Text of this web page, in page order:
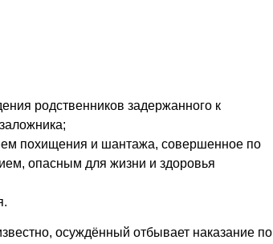
родственников задержанного к
похищения и шантажа, совершенное по
опасным для жизни и здоровья
осуждённый отбывает наказание по